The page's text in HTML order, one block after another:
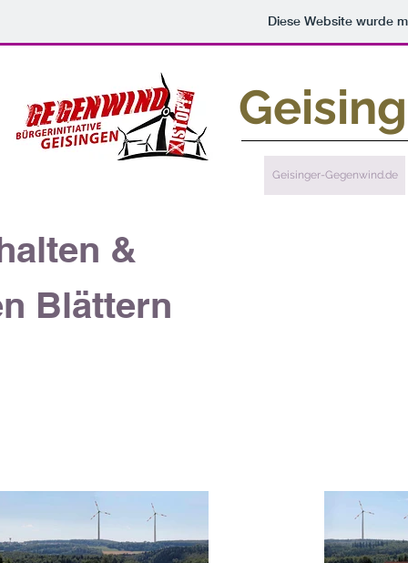
Diese Website wurde
Geisinger-Gegenwind.de
&
Blättern